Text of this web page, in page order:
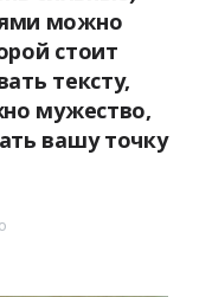
можно
стоит
тексту,
мужество,
вашу точку